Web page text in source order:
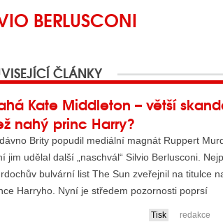
BERLUSCONI
ČLÁNKY
Kate Middleton – větší
nahý princ Harry?
Brity popudil mediální magnát Ruppert
jim udělal další „naschvál“ Silvio Berlusconi.
bulvární list The Sun zveřejnil na titulce
Harryho. Nyní je středem pozornosti poprsí
Tisk redakce